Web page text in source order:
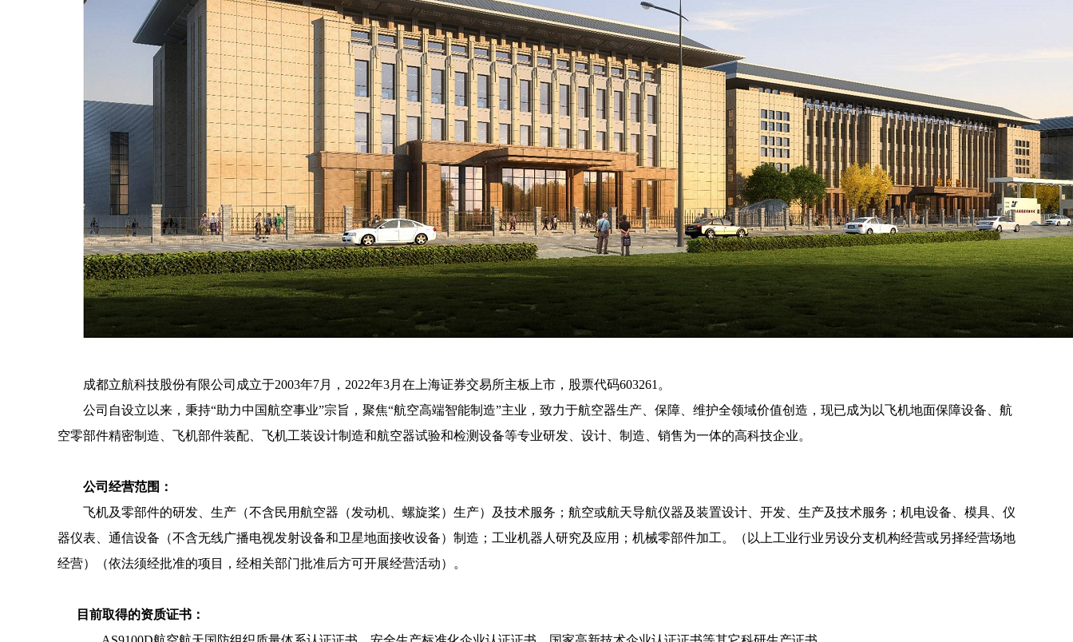
成都立航科技股份有限公司成立于2003年7月，2022年3月在上海证券交易所主板上市，股票代码603261。
公司自设立以来，秉持“助力中国航空事业”宗旨，聚焦“航空高端智能制造”主业，致力于航空器生产、保障、维护全领域价值创造，现已成为以飞机地面保障设备、航
空零部件精密制造、飞机部件装配、飞机工装设计制造和航空器试验和检测设备等专业研发、设计、制造、销售为一体的高科技企业。
公司经营范围：
飞机及零部件的研发、生产（不含民用航空器（发动机、螺旋桨）生产）及技术服务；航空或航天导航仪器及装置设计、开发、生产及技术服务；机电设备、模具、仪
器仪表、通信设备（不含无线广播电视发射设备和卫星地面接收设备）制造；工业机器人研究及应用；机械零部件加工。（以上工业行业另设分支机构经营或另择经营场地
经营）（依法须经批准的项目，经相关部门批准后方可开展经营活动）。
目前取得的资质证书：